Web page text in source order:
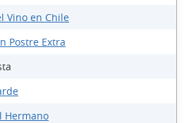
Vino en Chile
Postre Extra
Hermano